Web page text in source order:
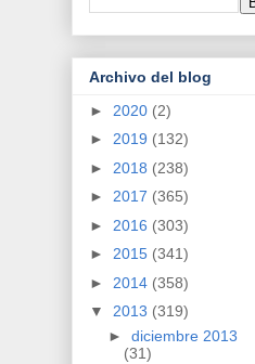
Archivo del blog
► 2020 (2)
► 2019 (132)
► 2018 (238)
► 2017 (365)
► 2016 (303)
► 2015 (341)
► 2014 (358)
▼ 2013 (319)
► diciembre 2013
(31)